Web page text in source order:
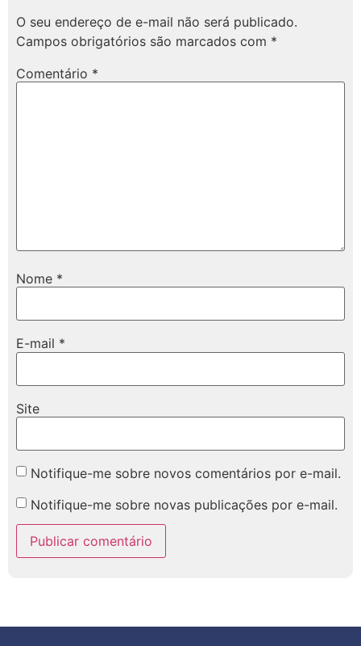
O seu endereço de e-mail não será publicado.
Campos obrigatórios são marcados com *
Comentário *
Nome *
E-mail *
Site
Notifique-me sobre novos comentários por e-mail.
Notifique-me sobre novas publicações por e-mail.